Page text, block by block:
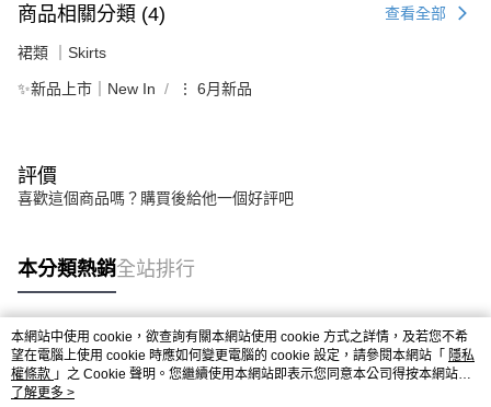
商品相關分類 (4) 查看全部
裙類 ｜Skirts
✨新品上市｜New In ⋮ 6月新品
評價
喜歡這個商品嗎？購買後給他一個好評吧
本分類熱銷全站排行
熱門標籤
本網站中使用 cookie，欲查詢有關本網站使用 cookie 方式之詳情，及若您不希
望在電腦上使用 cookie 時應如何變更電腦的 cookie 設定，請參閱本網站「 隱私
權條款 」之 Cookie 聲明。您繼續使用本網站即表示您同意本公司得按本網站使
用條款之 Cookie 聲明使用 cookie。
了解更多 >